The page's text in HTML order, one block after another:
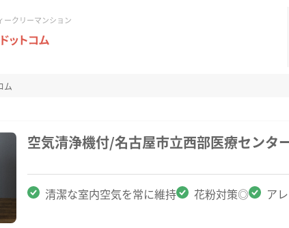
ークリーマンション
ム
空気清浄機付/名古屋市立西部医療センタ
清潔な室内空気を常に維持 花粉対策◎ ア